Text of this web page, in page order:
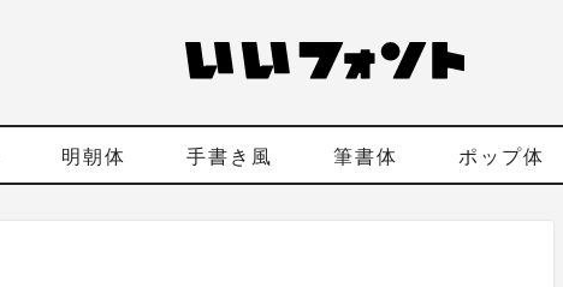
明朝体 手書き風 筆書体 ポップ体